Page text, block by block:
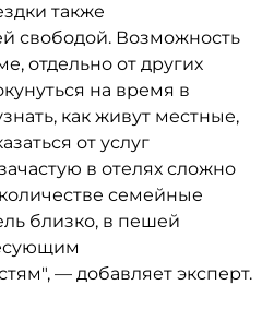
также
свободой. Возможность
отдельно от других
на время в
как живут местные,
от услуг
в отелях сложно
семейные
близко, в пешей
— добавляет эксперт.